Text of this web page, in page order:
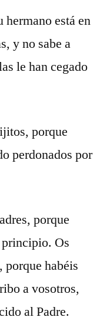
hermano está en
y no sabe a
le han cegado
porque
perdonados por
porque
principio. Os
porque habéis
a vosotros,
al Padre.